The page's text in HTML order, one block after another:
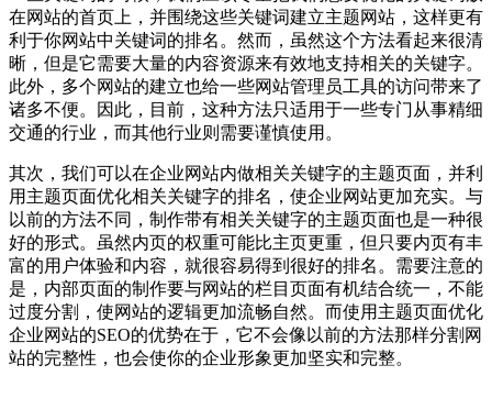
在网站的首页上，并围绕这些关键词建立主题网站，这样更有
利于你网站中关键词的排名。然而，虽然这个方法看起来很清
晰，但是它需要大量的内容资源来有效地支持相关的关键字。
此外，多个网站的建立也给一些网站管理员工具的访问带来了
诸多不便。因此，目前，这种方法只适用于一些专门从事精细
交通的行业，而其他行业则需要谨慎使用。
其次，我们可以在企业网站内做相关关键字的主题页面，并利
用主题页面优化相关关键字的排名，使企业网站更加充实。与
以前的方法不同，制作带有相关关键字的主题页面也是一种很
好的形式。虽然内页的权重可能比主页更重，但只要内页有丰
富的用户体验和内容，就很容易得到很好的排名。需要注意的
是，内部页面的制作要与网站的栏目页面有机结合统一，不能
过度分割，使网站的逻辑更加流畅自然。而使用主题页面优化
企业网站的SEO的优势在于，它不会像以前的方法那样分割网
站的完整性，也会使你的企业形象更加坚实和完整。